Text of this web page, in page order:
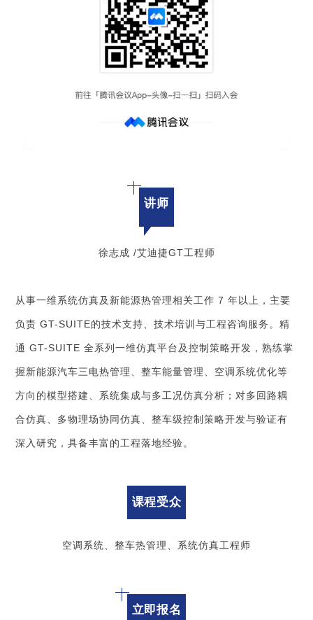
讲师
徐志成 /艾迪捷GT工程师
从事一维系统仿真及新能源热管理相关工作 7 年以上，主要
负责 GT-SUITE的技术支持、技术培训与工程咨询服务。精
通 GT-SUITE 全系列一维仿真平台及控制策略开发，熟练掌
握新能源汽车三电热管理、整车能量管理、空调系统优化等
方向的模型搭建、系统集成与多工况仿真分析；对多回路耦
合仿真、多物理场协同仿真、整车级控制策略开发与验证有
深入研究，具备丰富的工程落地经验。
课程受众
空调系统、整车热管理、系统仿真工程师
立即报名